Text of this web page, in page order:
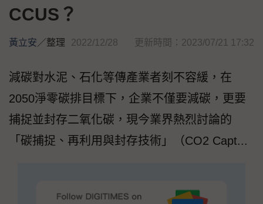
CCUS？
黃立安／整理 2022/12/28 更新時間：2023/07/21 17:32
減碳對水泥、石化等傳產業者刻不容緩，在
2050淨零碳排目標下，企業不僅要減碳，更要
捕捉並封存二氧化碳，現今業界熱烈討論的
「碳捕捉、再利用與封存技術」（CO2 Capt...